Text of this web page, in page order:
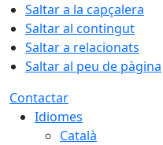
Saltar a la capçalera
Saltar al contingut
Saltar a relacionats
Saltar al peu de pàgina
Contactar
Idiomes
Català